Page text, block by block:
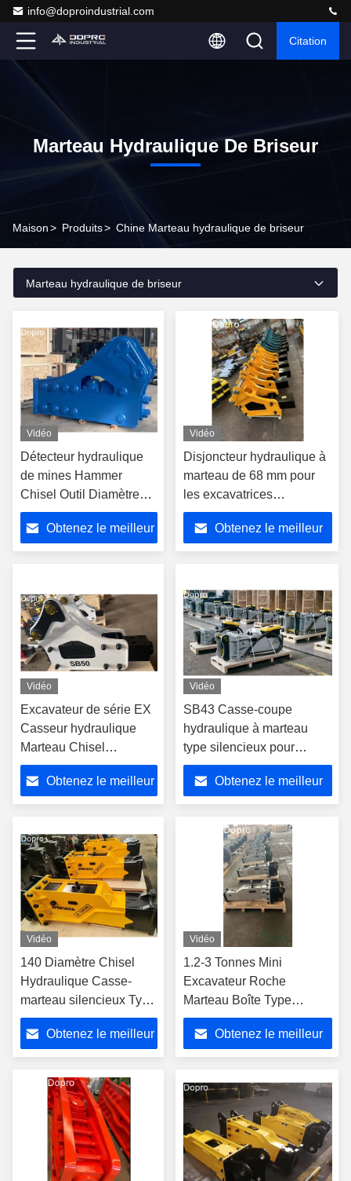
info@doproindustrial.com
Citation
Marteau Hydraulique De Briseur
Maison> Produits> Chine Marteau hydraulique de briseur
Marteau hydraulique de briseur
Vidéo
Détecteur hydraulique
de mines Hammer
Chisel Outil Diamètre
185mm 195mm Pour
une pelle de 45 à 75
tonnes
Obtenez le meilleur
Vidéo
Disjoncteur hydraulique à
marteau de 68 mm pour
les excavatrices
Disjoncteur JCB
Obtenez le meilleur
Vidéo
Excavateur de série EX
Casseur hydraulique
Marteau Chisel
Diamètre 100 mm
Obtenez le meilleur
Vidéo
SB43 Casse-coupe
hydraulique à marteau
type silencieux pour
Hitachi EX60
Obtenez le meilleur
Vidéo
140 Diamètre Chisel
Hydraulique Casse-
marteau silencieux Type
Moins de panne
Obtenez le meilleur
Vidéo
1.2-3 Tonnes Mini
Excavateur Roche
Marteau Boîte Type
Casseur Personnalisé 12
mois de garantie
Obtenez le meilleur